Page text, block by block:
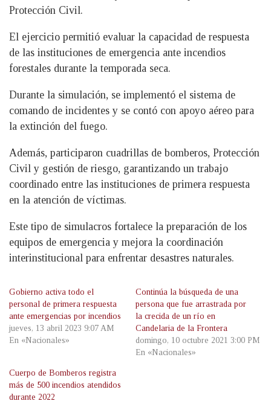
Protección Civil.
El ejercicio permitió evaluar la capacidad de respuesta
de las instituciones de emergencia ante incendios
forestales durante la temporada seca.
Durante la simulación, se implementó el sistema de
comando de incidentes y se contó con apoyo aéreo para
la extinción del fuego.
Además, participaron cuadrillas de bomberos, Protección
Civil y gestión de riesgo, garantizando un trabajo
coordinado entre las instituciones de primera respuesta
en la atención de víctimas.
Este tipo de simulacros fortalece la preparación de los
equipos de emergencia y mejora la coordinación
interinstitucional para enfrentar desastres naturales.
Gobierno activa todo el
personal de primera respuesta
ante emergencias por incendios
jueves, 13 abril 2023 9:07 AM
En «Nacionales»
Continúa la búsqueda de una
persona que fue arrastrada por
la crecida de un río en
Candelaria de la Frontera
domingo, 10 octubre 2021 3:00 PM
En «Nacionales»
Cuerpo de Bomberos registra
más de 500 incendios atendidos
durante 2022